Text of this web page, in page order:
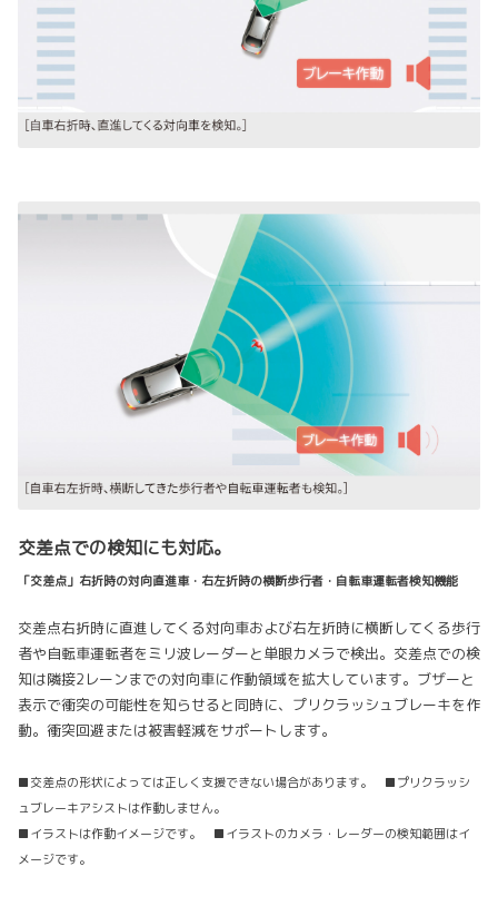
交差点での検知にも対応。
「交差点」右折時の対向直進車・右左折時の横断歩行者・自転車運転者検知機能
交差点右折時に直進してくる対向車および右左折時に横断してくる歩行
者や自転車運転者をミリ波レーダーと単眼カメラで検出。交差点での検
知は隣接2レーンまでの対向車に作動領域を拡大しています。ブザーと
表示で衝突の可能性を知らせると同時に、プリクラッシュブレーキを作
動。衝突回避または被害軽減をサポートします。
■交差点の形状によっては正しく支援できない場合があります。 ■プリクラッシ
ュブレーキアシストは作動しません。
■イラストは作動イメージです。 ■イラストのカメラ・レーダーの検知範囲はイ
メージです。